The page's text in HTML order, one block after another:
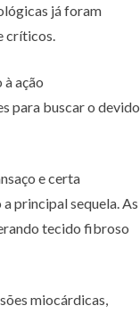
já foram
críticos.
ação
para buscar o devido
e certa
principal sequela. As
tecido fibroso
miocárdicas,